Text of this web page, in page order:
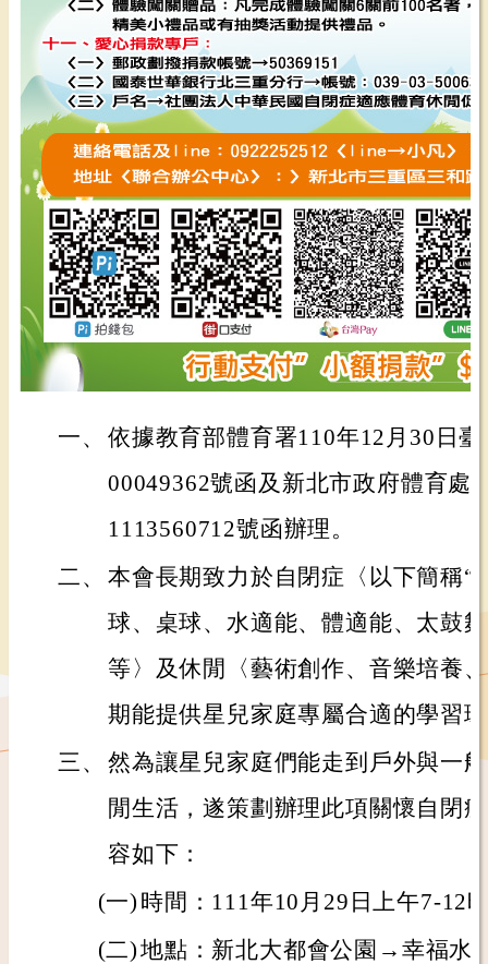
一、 依據教育部體育署110年12月30日
00049362號函及新北市政府體育處
1113560712號函辦理。
二、 本會長期致力於自閉症〈以下簡稱“
球、桌球、水適能、體適能、太鼓
等〉及休閒〈藝術創作、音樂培養
期能提供星兒家庭專屬合適的學習
三、 然為讓星兒家庭們能走到戶外與一
閒生活，遂策劃辦理此項關懷自閉
容如下：
(一) 時間：111年10月29日上午7-12
(二)地點：新北大都會公園→幸福水